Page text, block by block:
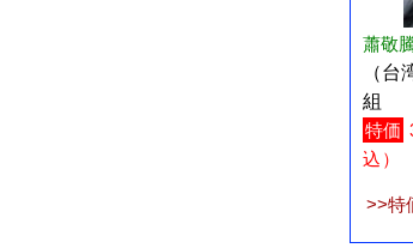
蕭敬
（台
組
特価
込）
>>特